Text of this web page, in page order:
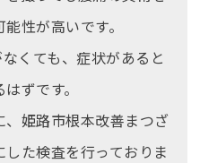
性が高いです。
くても、症状があると
ずです。
姫路市根本改善まつざ
た検査を行っておりま